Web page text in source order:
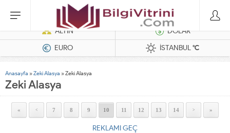
Hatasız Operasyonlar İçin Barkod Yazıcı ve Otomasyon Sistemleri
ALTIN
DOLAR
EURO
İSTANBUL°C
Anasayfa »Zeki Alasya »Zeki Alasya
Zeki Alasya
« < 7 8 9 10 11 12 13 14 > »
REKLAMI GEÇ